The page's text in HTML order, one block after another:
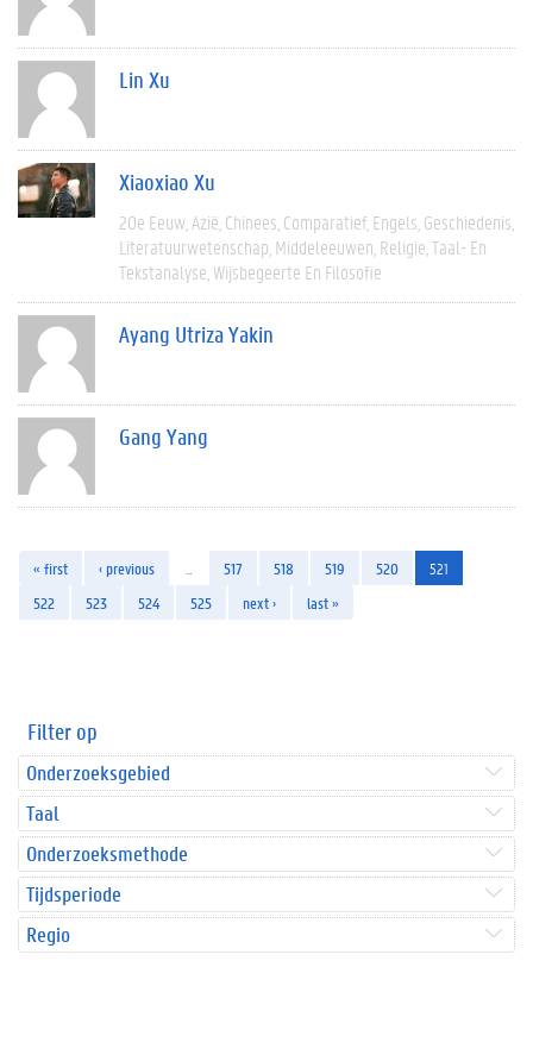
Lin Xu
Xiaoxiao Xu
20e Eeuw Azië Chinees Comparatief Engels Geschiedenis
Literatuurwetenschap Middeleeuwen Religie Taal- En
Tekstanalyse Wijsbegeerte En Filosofie
Ayang Utriza Yakin
Gang Yang
« first ‹ previous 517 518 519 520
521
522
523 524 525 next › last »
Filter op
Onderzoeksgebied
Taal
Onderzoeksmethode
Tijdsperiode
Regio